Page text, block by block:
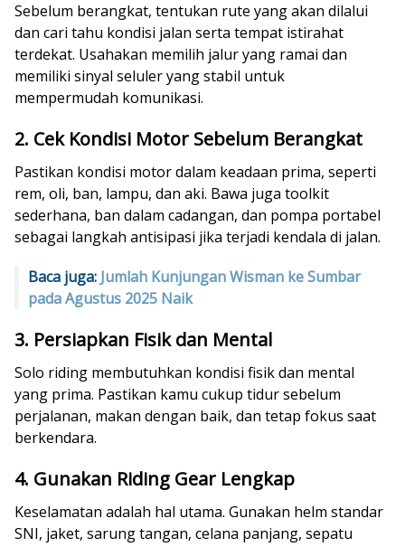
Sebelum berangkat, tentukan rute yang akan dilalui
dan cari tahu kondisi jalan serta tempat istirahat
terdekat. Usahakan memilih jalur yang ramai dan
memiliki sinyal seluler yang stabil untuk
mempermudah komunikasi.
2. Cek Kondisi Motor Sebelum Berangkat
Pastikan kondisi motor dalam keadaan prima, seperti
rem, oli, ban, lampu, dan aki. Bawa juga toolkit
sederhana, ban dalam cadangan, dan pompa portabel
sebagai langkah antisipasi jika terjadi kendala di jalan.
Baca juga: Jumlah Kunjungan Wisman ke Sumbar
pada Agustus 2025 Naik
3. Persiapkan Fisik dan Mental
Solo riding membutuhkan kondisi fisik dan mental
yang prima. Pastikan kamu cukup tidur sebelum
perjalanan, makan dengan baik, dan tetap fokus saat
berkendara.
4. Gunakan Riding Gear Lengkap
Keselamatan adalah hal utama. Gunakan helm standar
SNI, jaket, sarung tangan, celana panjang, sepatu